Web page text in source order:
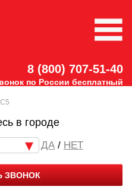
8 (800) 707-51-40
по России бесплатный
C5
в городе
/ НЕТ
ЗВОНОК